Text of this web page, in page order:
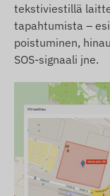
tekstiviestillä
tapahtumista –
poistuminen,
SOS-signaali jne.